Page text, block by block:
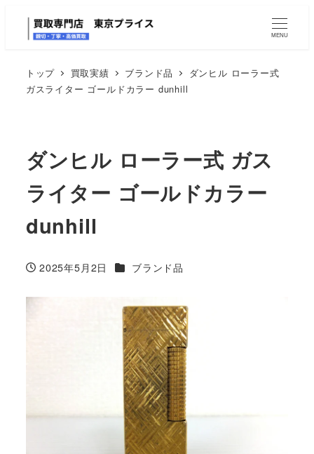
MENU
トップ 買取実績 ブランド品
ダンヒル ローラー式
ガスライター ゴールドカラー dunhill
ダンヒル ローラー式 ガス
ライター ゴールドカラー
dunhill
投稿日
2025年5月2日 カテゴリー
ブランド品